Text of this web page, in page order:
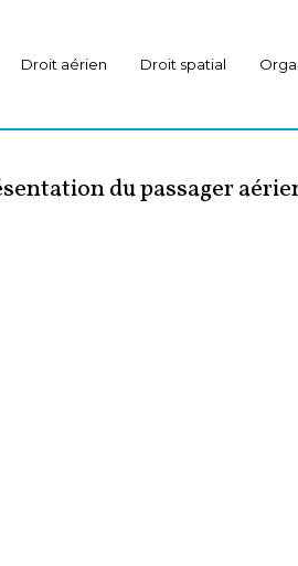
Droit aérien Droit spatial
du passager